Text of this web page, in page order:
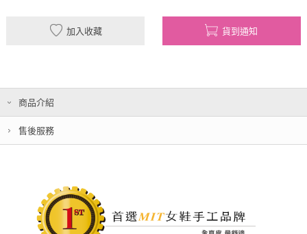
加入收藏 貨到通知
商品介紹
售後服務